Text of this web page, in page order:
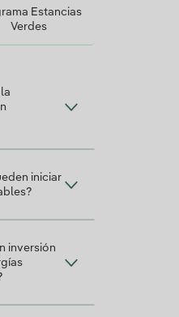
Estancias
Verdes
iniciar
inversión